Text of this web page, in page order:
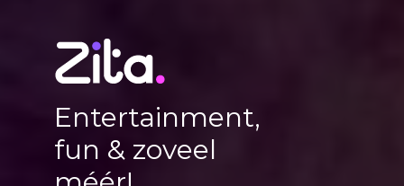
Entertainment,
fun & zoveel